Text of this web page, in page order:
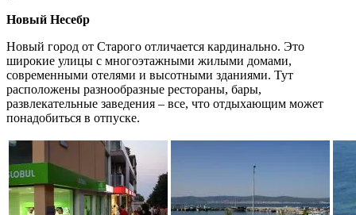
Новый Несебр
Новый город от Старого отличается кардинально. Это
широкие улицы с многоэтажными жилыми домами,
современными отелями и высотными зданиями. Тут
расположены разнообразные рестораны, бары,
развлекательные заведения – все, что отдыхающим может
понадобиться в отпуске.